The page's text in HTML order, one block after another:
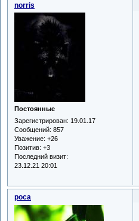
norris
Постоянные
Зарегистрирован: 19.01.17
Сообщений: 857
Уважение: +26
Позитив: +3
Последний визит:
23.12.21 20:01
роса